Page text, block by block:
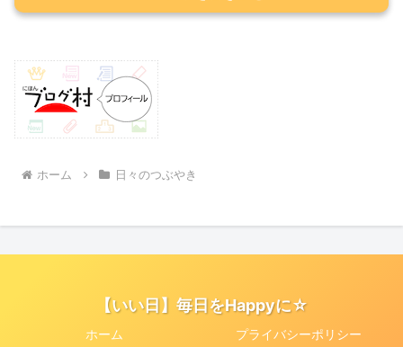
ホーム 日々のつぶやき
【いい日】毎日をHappyに☆
ホーム
プライバシーポリシー